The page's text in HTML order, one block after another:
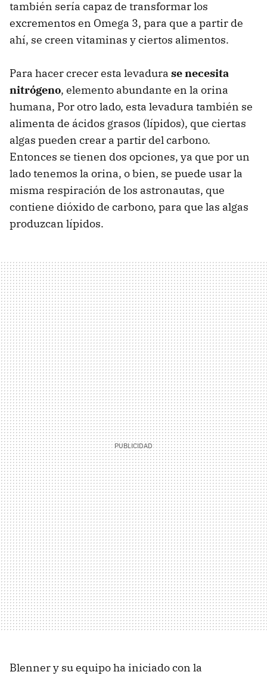
también sería capaz de transformar los
excrementos en Omega 3, para que a partir de
ahí, se creen vitaminas y ciertos alimentos.
Para hacer crecer esta levadura se necesita
nitrógeno, elemento abundante en la orina
humana, Por otro lado, esta levadura también se
alimenta de ácidos grasos (lípidos), que ciertas
algas pueden crear a partir del carbono.
Entonces se tienen dos opciones, ya que por un
lado tenemos la orina, o bien, se puede usar la
misma respiración de los astronautas, que
contiene dióxido de carbono, para que las algas
produzcan lípidos.
Blenner y su equipo ha iniciado con la